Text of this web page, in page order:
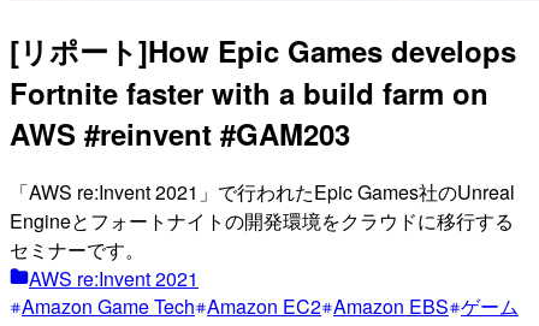
[リポート]How Epic Games develops
Fortnite faster with a build farm on
AWS #reinvent #GAM203
「AWS re:Invent 2021」で行われたEpic Games社のUnreal
Engineとフォートナイトの開発環境をクラウドに移行する
セミナーです。
AWS re:Invent 2021
Amazon Game Tech Amazon EC2 Amazon EBS ゲーム